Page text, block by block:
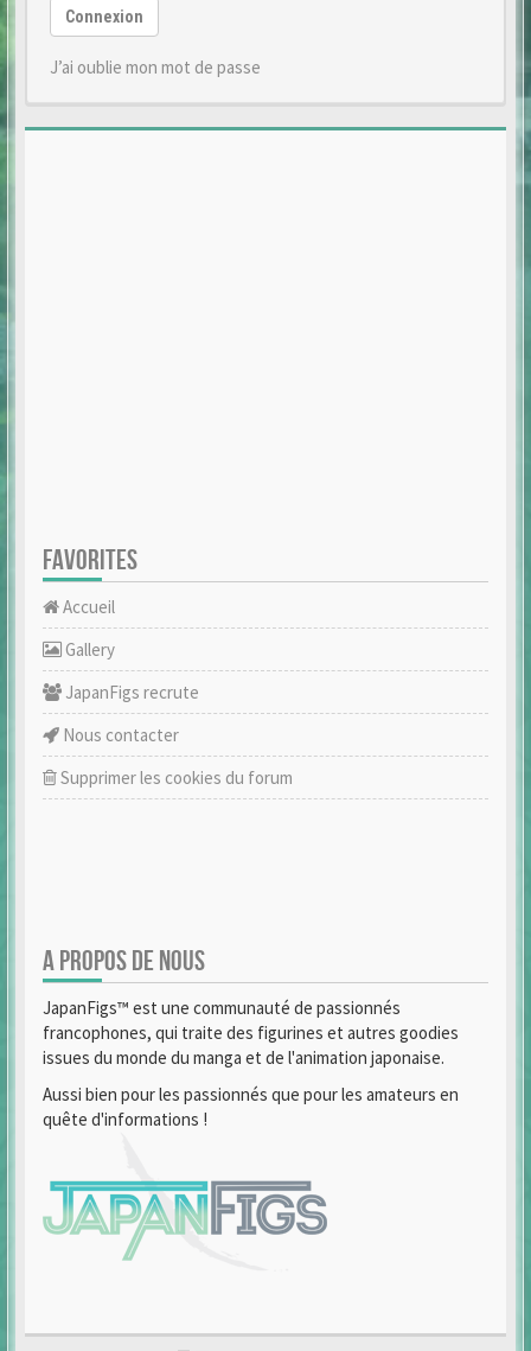
Connexion
J’ai oublie mon mot de passe
FAVORITES
Accueil
Gallery
JapanFigs recrute
Nous contacter
Supprimer les cookies du forum
A PROPOS DE NOUS
JapanFigs™ est une communauté de passionnés
francophones, qui traite des figurines et autres goodies
issues du monde du manga et de l'animation japonaise.
Aussi bien pour les passionnés que pour les amateurs en
quête d'informations !